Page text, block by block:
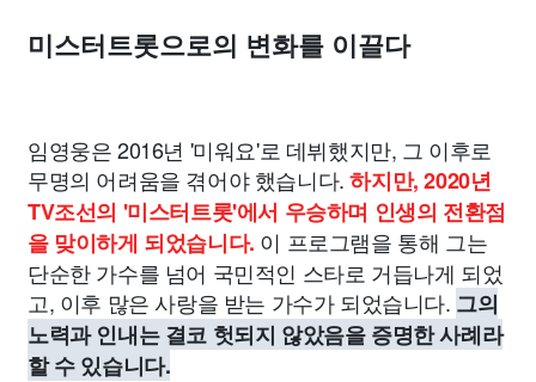
미스터트롯으로의 변화를 이끌다
임영웅은 2016년 '미워요'로 데뷔했지만, 그 이후로
무명의 어려움을 겪어야 했습니다.하지만, 2020년
TV조선의 '미스터트롯'에서 우승하며 인생의 전환점
을 맞이하게 되었습니다. 이 프로그램을 통해 그는
단순한 가수를 넘어 국민적인 스타로 거듭나게 되었
고, 이후 많은 사랑을 받는 가수가 되었습니다. 그의
노력과 인내는 결코 헛되지 않았음을 증명한 사례라
할 수 있습니다.